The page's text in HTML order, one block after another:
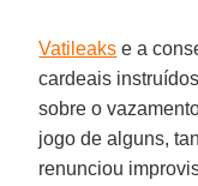
Vatileaks e a
cardeais
sobre o
jogo de alguns,
renunciou